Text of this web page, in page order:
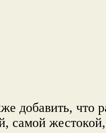
добавить, что
самой